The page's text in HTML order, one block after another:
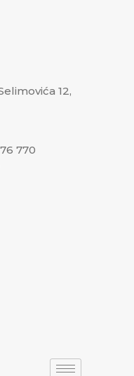
12,
770